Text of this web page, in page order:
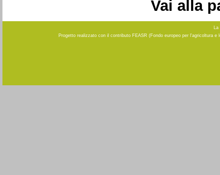
Vai alla
La
Progetto realizzato con il contributo FEASR (Fondo europeo per l'agricoltura